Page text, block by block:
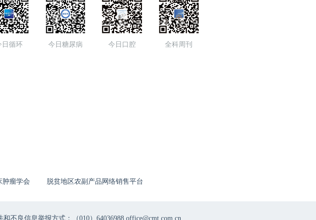
日循环 今日糖尿病 今日口腔 全科周刊
肿瘤学会 脱贫地区农副产品网络销售平台
和不良信息举报方式：（010）64036988 office@cmt.com.cn